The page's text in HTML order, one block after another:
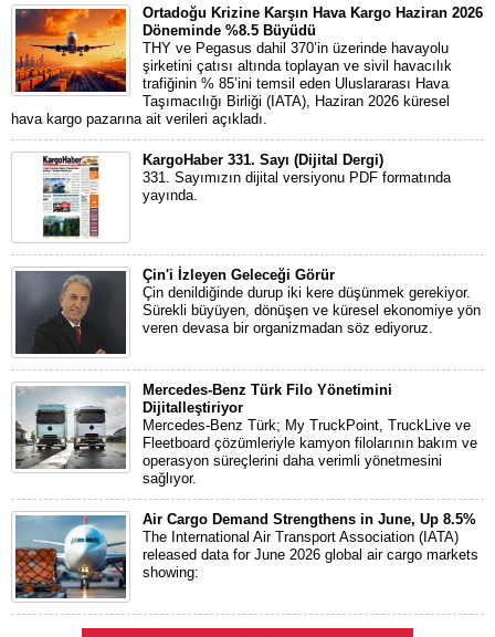
Ortadoğu Krizine Karşın Hava Kargo Haziran 2026
Döneminde %8.5 Büyüdü
THY ve Pegasus dahil 370’in üzerinde havayolu
şirketini çatısı altında toplayan ve sivil havacılık
trafiğinin % 85’ini temsil eden Uluslararası Hava
Taşımacılığı Birliği (IATA), Haziran 2026 küresel
hava kargo pazarına ait verileri açıkladı.
KargoHaber 331. Sayı (Dijital Dergi)
331. Sayımızın dijital versiyonu PDF formatında
yayında.
Çin'i İzleyen Geleceği Görür
Çin denildiğinde durup iki kere düşünmek gerekiyor.
Sürekli büyüyen, dönüşen ve küresel ekonomiye yön
veren devasa bir organizmadan söz ediyoruz.
Mercedes-Benz Türk Filo Yönetimini
Dijitalleştiriyor
Mercedes-Benz Türk; My TruckPoint, TruckLive ve
Fleetboard çözümleriyle kamyon filolarının bakım ve
operasyon süreçlerini daha verimli yönetmesini
sağlıyor.
Air Cargo Demand Strengthens in June, Up 8.5%
The International Air Transport Association (IATA)
released data for June 2026 global air cargo markets
showing: